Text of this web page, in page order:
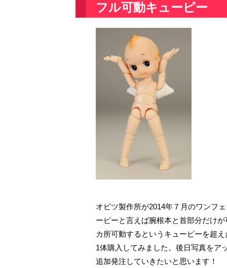
フル可動キューピー
オビツ製作所が2014年７月のワンフ
ーピーと言えば腕根本と首部分だけ
カ所可動するというキューピーを超
1体購入してみました。後日写真をア
追加発注していきたいと思います！